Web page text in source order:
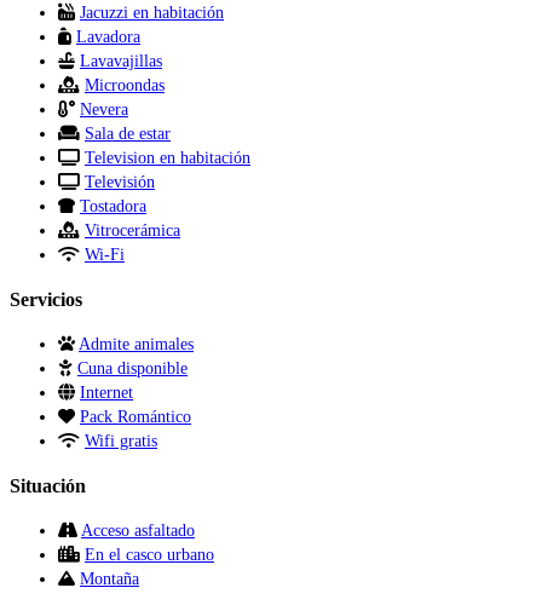
Jacuzzi en habitación
Lavadora
Lavavajillas
Microondas
Nevera
Sala de estar
Television en habitación
Televisión
Tostadora
Vitrocerámica
Wi-Fi
Servicios
Admite animales
Cuna disponible
Internet
Pack Romántico
Wifi gratis
Situación
Acceso asfaltado
En el casco urbano
Montaña